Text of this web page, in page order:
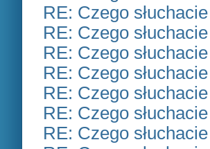
RE: Czego
RE: Czego
RE: Czego
RE: Czego
RE: Czego
RE: Czego
RE: Czego